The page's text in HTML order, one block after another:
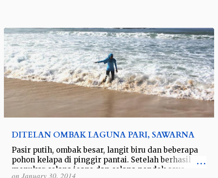
DITELAN OMBAK LAGUNA PARI, SAWARNA
Pasir putih, ombak besar, langit biru dan beberapa
pohon kelapa di pinggir pantai. Setelah berhasil
menukar celana jeans dan celana pendek saya
on January 30, 2014